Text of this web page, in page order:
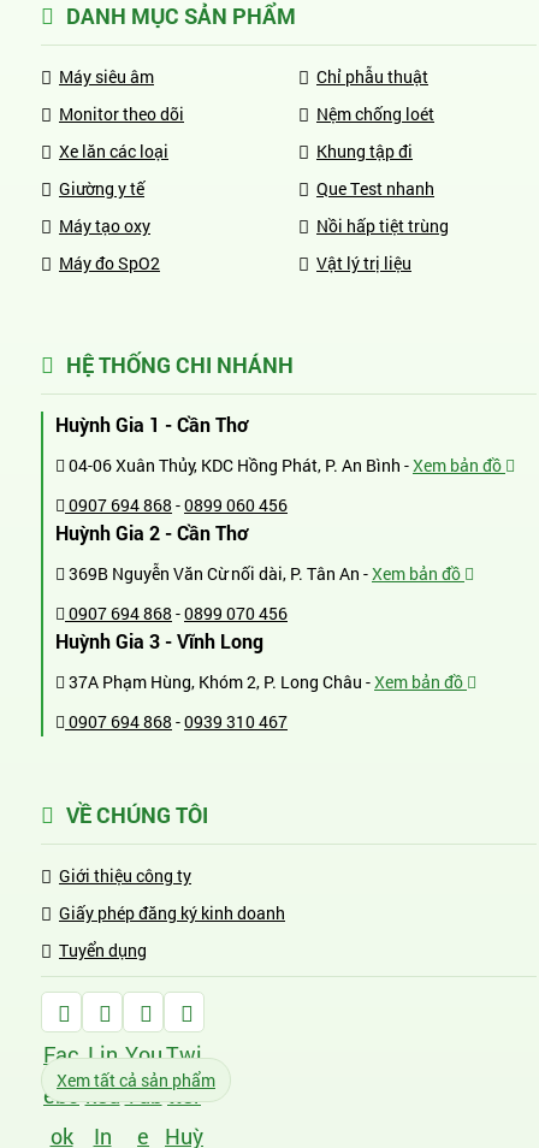
DANH MỤC SẢN PHẨM
Máy siêu âm
Monitor theo dõi
Xe lăn các loại
Giường y tế
Máy tạo oxy
Máy đo SpO2
Chỉ phẫu thuật
Nệm chống loét
Khung tập đi
Que Test nhanh
Nồi hấp tiệt trùng
Vật lý trị liệu
HỆ THỐNG CHI NHÁNH
Huỳnh Gia 1 - Cần Thơ
04-06 Xuân Thủy, KDC Hồng Phát, P. An Bình -Xem bản đồ
0907 694 868 -0899 060 456
Huỳnh Gia 2 - Cần Thơ
369B Nguyễn Văn Cừ nối dài, P. Tân An -Xem bản đồ
0907 694 868 -0899 070 456
Huỳnh Gia 3 - Vĩnh Long
37A Phạm Hùng, Khóm 2, P. Long Châu -Xem bản đồ
0907 694 868 -0939 310 467
VỀ CHÚNG TÔI
Giới thiệu công ty
Giấy phép đăng ký kinh doanh
Tuyển dụng
Fac
ebo
ok
Lin
ked
In
You
Tub
e
Twi
tter
Huỳ
Xem tất cả sản phẩm